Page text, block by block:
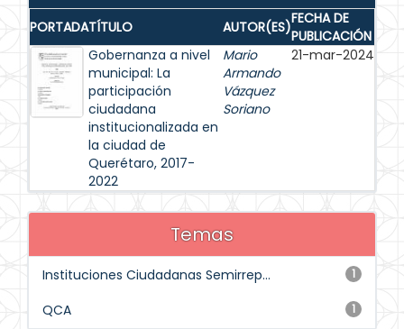
PORTADATÍTULO AUTOR(ES)FECHA DE
PUBLICACIÓN
Gobernanza a nivel
municipal: La
participación
ciudadana
institucionalizada en
la ciudad de
Querétaro, 2017-
2022
Mario
Armando
Vázquez
Soriano
21-mar-2024
Temas
1
Instituciones Ciudadanas Semirrep...
1
QCA